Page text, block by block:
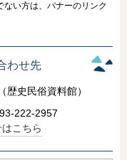
い方は、バナーのリンク
わせ先
歴史民俗資料館）
222-2957
こちら